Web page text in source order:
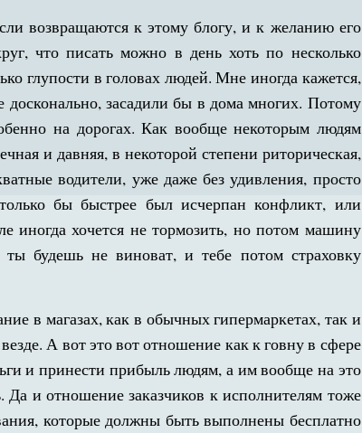
возвращаются к этому блогу, и к желанию его
что писать можно в день хоть по несколько
глупости в головах людей. Мне иногда кажется,
засадили бы в дома многих. Потому
на дорогах. Как вообще некоторым людям
и давняя, в некоторой степени риторическая,
водители, уже даже без удивления, просто
бы быстрее был исчерпан конфликт, или
иногда хочется не тормозить, но потом машину
будешь не виноват, и тебе потом страховку
в магазах, как в обычных гипермаркетах, так и
А вот это вот отношение как к говну в сфере
и принести прибыль людям, а им вообще на это
и отношение заказчиков к исполнителям тоже
которые должны быть выполнены бесплатно